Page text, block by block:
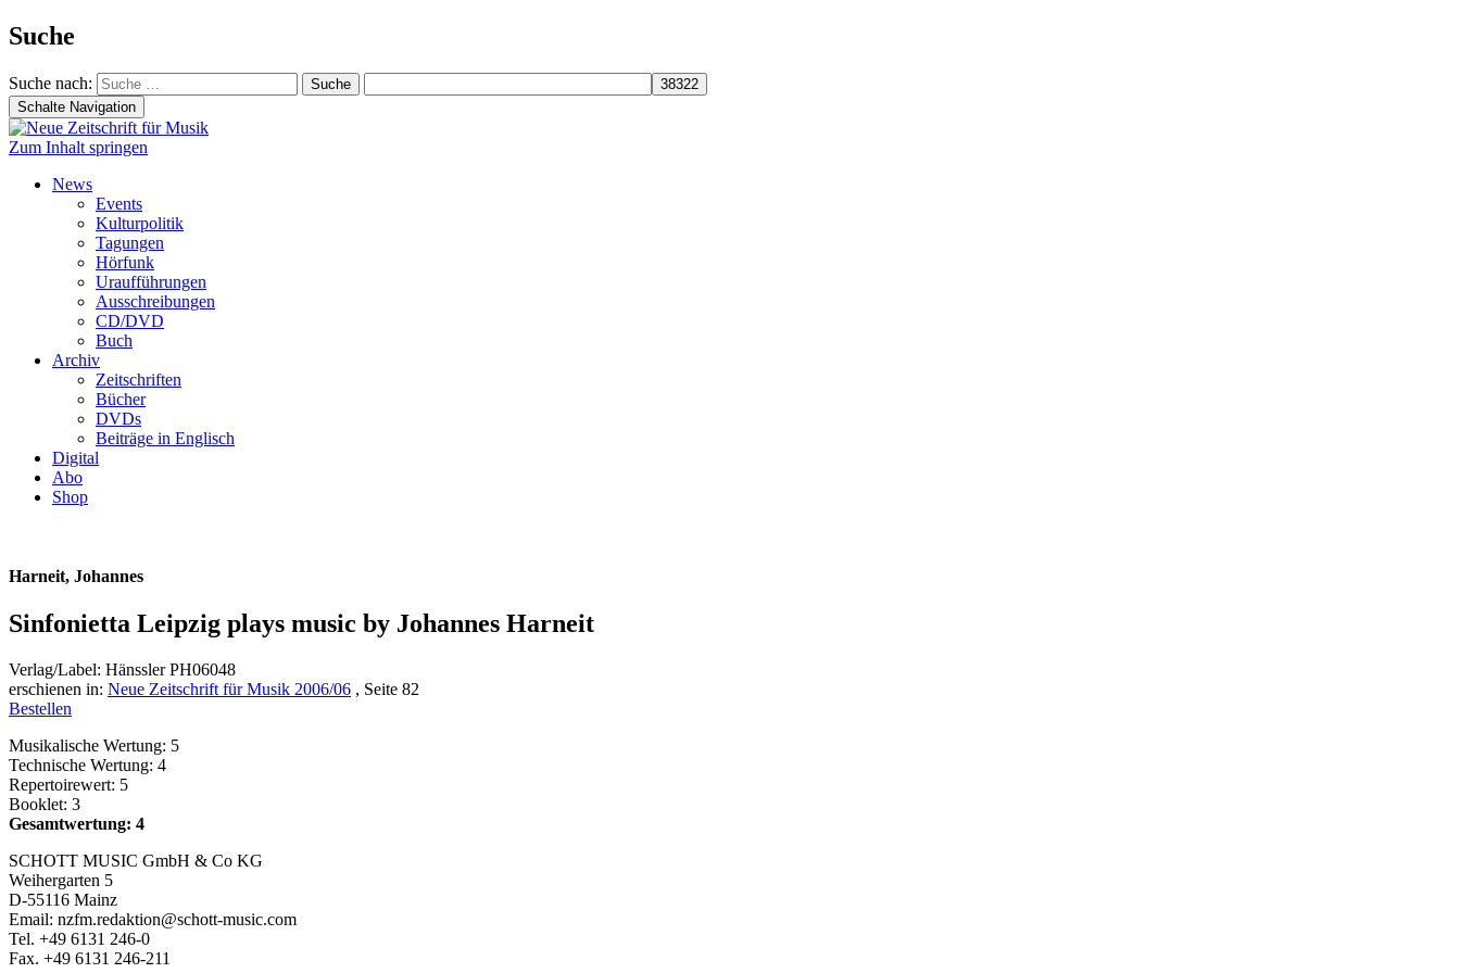
Suche
Suche nach:
Schalte Navigation
Zum Inhalt springen
News
Events
Kulturpolitik
Tagungen
Hörfunk
Uraufführungen
Ausschreibungen
CD/DVD
Buch
Archiv
Zeitschriften
Bücher
DVDs
Beiträge in Englisch
Digital
Abo
Shop
Harneit, Johannes
Sinfonietta Leipzig plays music by Johannes Harneit
Verlag/Label: Hänssler PH06048
erschienen in: Neue Zeitschrift für Musik 2006/06 , Seite 82
Bestellen
Musikalische Wertung: 5
Technische Wertung: 4
Repertoirewert: 5
Booklet: 3
Gesamtwertung: 4
SCHOTT MUSIC GmbH & Co KG
Weihergarten 5
D-55116 Mainz
Email: nzfm.redaktion@schott-music.com
Tel. +49 6131 246-0
Fax. +49 6131 246-211